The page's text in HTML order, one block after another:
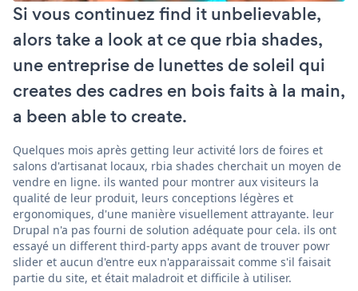
Si vous continuez find it unbelievable,
alors take a look at ce que rbia shades,
une entreprise de lunettes de soleil qui
creates des cadres en bois faits à la main,
a been able to create.
Quelques mois après getting leur activité lors de foires et
salons d'artisanat locaux, rbia shades cherchait un moyen de
vendre en ligne. ils wanted pour montrer aux visiteurs la
qualité de leur produit, leurs conceptions légères et
ergonomiques, d'une manière visuellement attrayante. leur
Drupal n'a pas fourni de solution adéquate pour cela. ils ont
essayé un different third-party apps avant de trouver powr
slider et aucun d'entre eux n'apparaissait comme s'il faisait
partie du site, et était maladroit et difficile à utiliser.